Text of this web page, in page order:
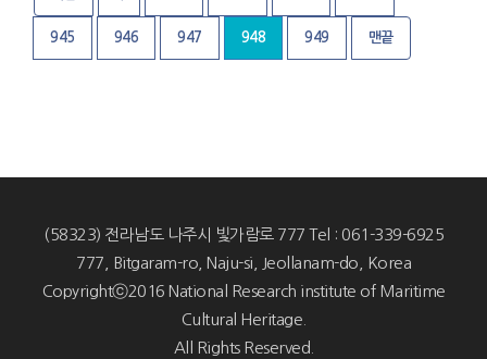
945 946 947 948 949 맨끝
(58323) 전라남도 나주시 빛가람로 777 Tel : 061-339-6925
777, Bitgaram-ro, Naju-si, Jeollanam-do, Korea
Copyrightⓒ2016 National Research institute of Maritime
Cultural Heritage.
All Rights Reserved.